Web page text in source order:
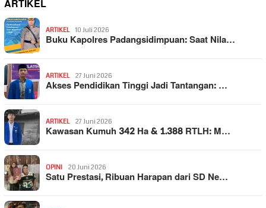
ARTIKEL
ARTIKEL 10 Juli 2026
Buku Kapolres Padangsidimpuan: Saat Nila…
ARTIKEL 27 Juni 2026
Akses Pendidikan Tinggi Jadi Tantangan: …
ARTIKEL 27 Juni 2026
Kawasan Kumuh 342 Ha & 1.388 RTLH: M…
OPINI 20 Juni 2026
Satu Prestasi, Ribuan Harapan dari SD Ne…